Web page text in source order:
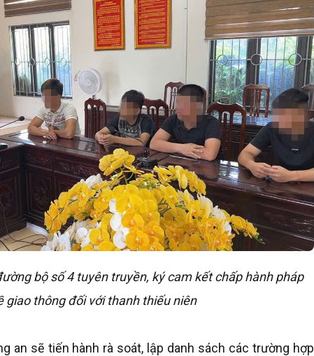
bộ số 4 tuyên truyền, ký cam kết chấp hành pháp
giao thông đối với thanh thiếu niên
an sẽ tiến hành rà soát, lập danh sách các trường hợp